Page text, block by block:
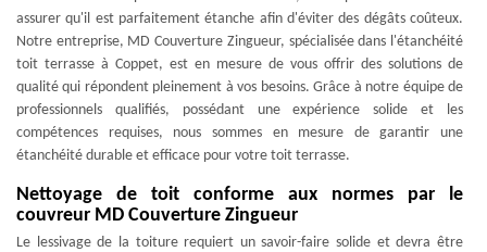
assurer qu'il est parfaitement étanche afin d'éviter des dégâts coûteux.
Notre entreprise, MD Couverture Zingueur, spécialisée dans l'étanchéité
toit terrasse à Coppet, est en mesure de vous offrir des solutions de
qualité qui répondent pleinement à vos besoins. Grâce à notre équipe de
professionnels qualifiés, possédant une expérience solide et les
compétences requises, nous sommes en mesure de garantir une
étanchéité durable et efficace pour votre toit terrasse.
Nettoyage de toit conforme aux normes par le
couvreur MD Couverture Zingueur
Le lessivage de la toiture requiert un savoir-faire solide et devra être